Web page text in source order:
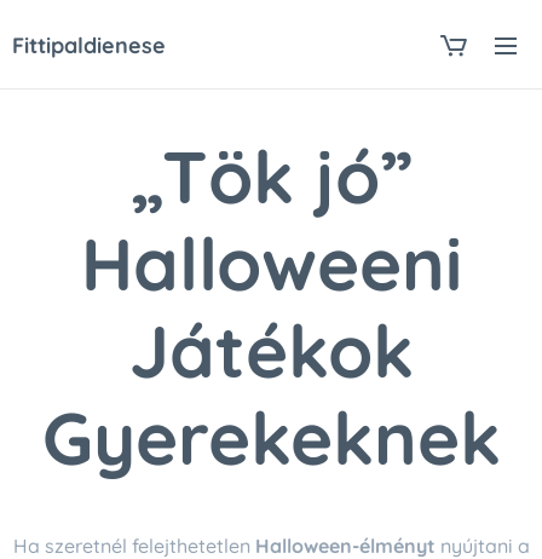
Fittipaldienese
„Tök jó”
Halloweeni
Játékok
Gyerekeknek
Ha szeretnél felejthetetlen Halloween-élményt nyújtani a